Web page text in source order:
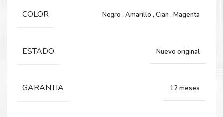
Negro 20,000 Páginas y Color 16,000 Páginas
COLOR Negro , Amarillo , Cian , Magenta
ESTADO Nuevo original
GARANTIA 12 meses